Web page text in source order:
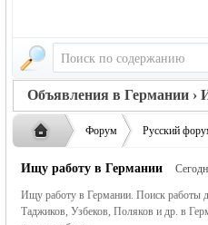
Объявления в Германии ›
Русская
Форум
›
Русский
Объявления в Германии
Ищу работу в Германии
Ищу работу в Германии. Поиск работы
Таджиков, Узбеков, Поляков и др. в